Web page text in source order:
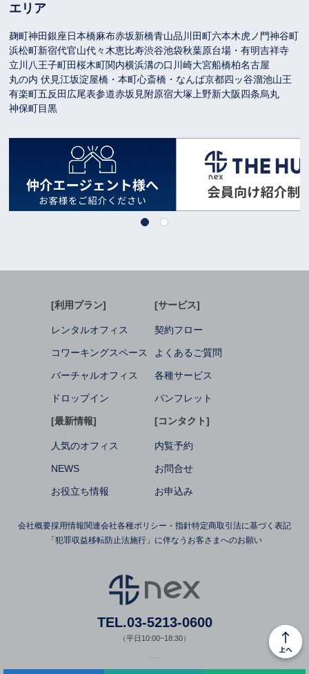
エリア
麹町神田銀座日本橋麻布赤坂新橋青山品川田町六本木虎ノ門神谷町
浜松町新宿代官山代々木恵比寿渋谷池袋秋葉原台場・有明吉祥寺
立川 八王子町田桜木町関内横浜溝の口 川崎大宮船橋柏名古屋
丸の内 伏見江坂淀屋橋・本町心斎橋・なんば京都四ッ谷溜池山王
有楽町五反田広尾表参道赤坂見附原宿大塚 上野新大阪四条烏丸
神保町目黒
[利用プラン]
レンタルオフィス
コワーキングスペース
バーチャルオフィス
ドロップイン
[サービス]
契約フロー
よくあるご質問
各種サービス
パンフレット
[最新情報]
人気のオフィス
NEWS
お役立ち情報
[コンタクト]
内覧予約
お問合せ
お申込み
会社概要採用情報関連会社各種ポリシー・指針特定商取引法に基づく表記
「犯罪収益移転防止法施行」に伴なうお客さまへのお願い
TEL.03-5213-0600
（平日10:00~18:30）